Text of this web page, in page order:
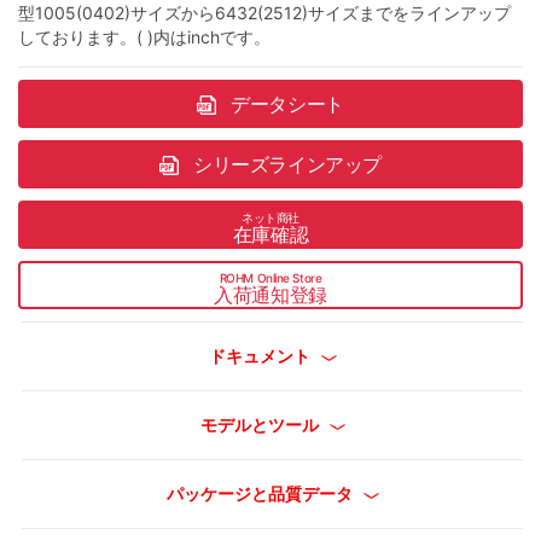
型1005(0402)サイズから6432(2512)サイズまでをラインアップ
しております。( )内はinchです。
データシート
シリーズラインアップ
ネット商社
在庫確認
ROHM Online Store
入荷通知登録
ドキュメント
モデルとツール
パッケージと品質データ